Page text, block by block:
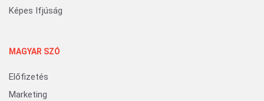
Képes Ifjúság
MAGYAR SZÓ
Előfizetés
Marketing